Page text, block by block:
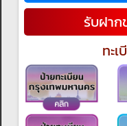
รับฝาก
ทะ